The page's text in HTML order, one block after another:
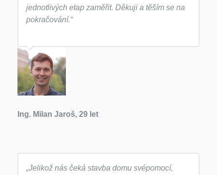
jednotlivých etap zaměřit. Děkuji a těším se na
pokračování.“
Ing. Milan Jaroš, 29 let
„Jelikož nás čeká stavba domu svépomocí,